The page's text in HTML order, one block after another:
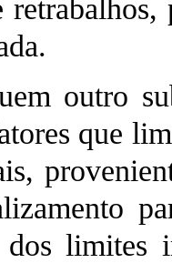
outro
que
dos limites